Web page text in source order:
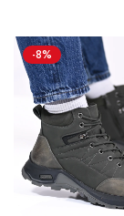
-8%